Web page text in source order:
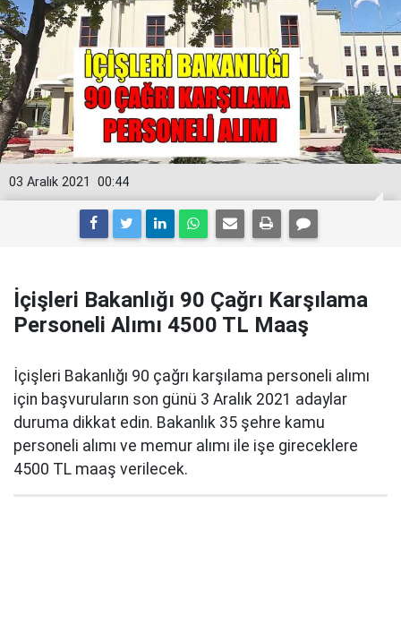
00:44
03 Aralık 2021
İçişleri Bakanlığı 90 Çağrı Karşılama
Personeli Alımı 4500 TL Maaş
İçişleri Bakanlığı 90 çağrı karşılama personeli alımı
için başvuruların son günü 3 Aralık 2021 adaylar
duruma dikkat edin. Bakanlık 35 şehre kamu
personeli alımı ve memur alımı ile işe gireceklere
4500 TL maaş verilecek.